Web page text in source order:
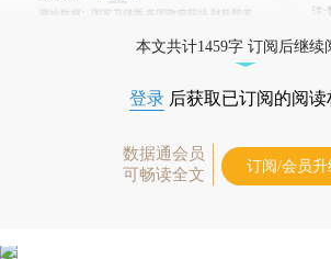
本文共计1459字 订阅后继续
登录 后获取已订阅的阅读
数据通会员
可畅读全文
订阅/会员升